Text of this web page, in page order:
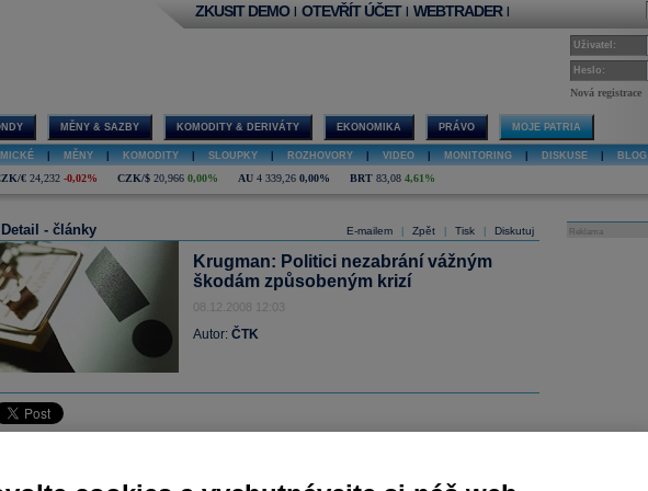
ZKUSIT DEMO | OTEVŘÍT ÚČET | WEBTRADER |
Uživatel:
Heslo:
Nová registrace
MĚNY & SAZBY KOMODITY & DERIVÁTY EKONOMIKA PRÁVO MOJE PATRIA
MĚNY KOMODITY SLOUPKY ROZHOVORY VIDEO MONITORING DISKUSE BLOG
€ 24,232 -0,02% CZK/$ 20,966 0,00% AU 4 339,26 0,00% BRT 83,08 4,61%
E-mailem Zpět Tisk Diskutuj
Detail - články
Krugman: Politici nezabrání vážným
škodám způsobeným krizí
08.12.2008 12:03
Autor: ČTK
Reklama